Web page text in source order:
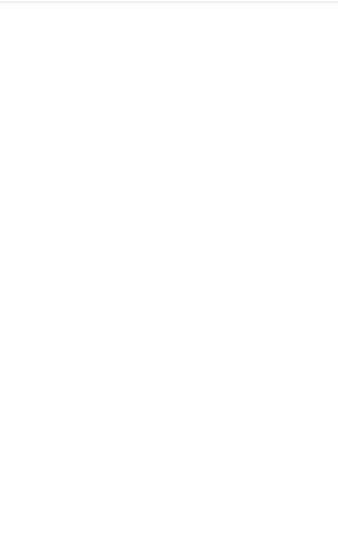
مقعد شاغر على الإفطار